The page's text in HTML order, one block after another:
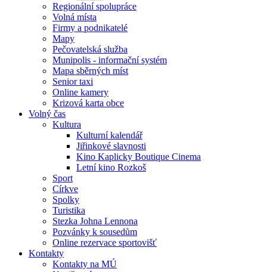
Regionální spolupráce
Volná místa
Firmy a podnikatelé
Mapy
Pečovatelská služba
Munipolis - informační systém
Mapa sběrných míst
Senior taxi
Online kamery
Krizová karta obce
Volný čas
Kultura
Kulturní kalendář
Jiřinkové slavnosti
Kino Kaplicky Boutique Cinema
Letní kino Rozkoš
Sport
Církve
Spolky
Turistika
Stezka Johna Lennona
Pozvánky k sousedům
Online rezervace sportovišť
Kontakty
Kontakty na MÚ